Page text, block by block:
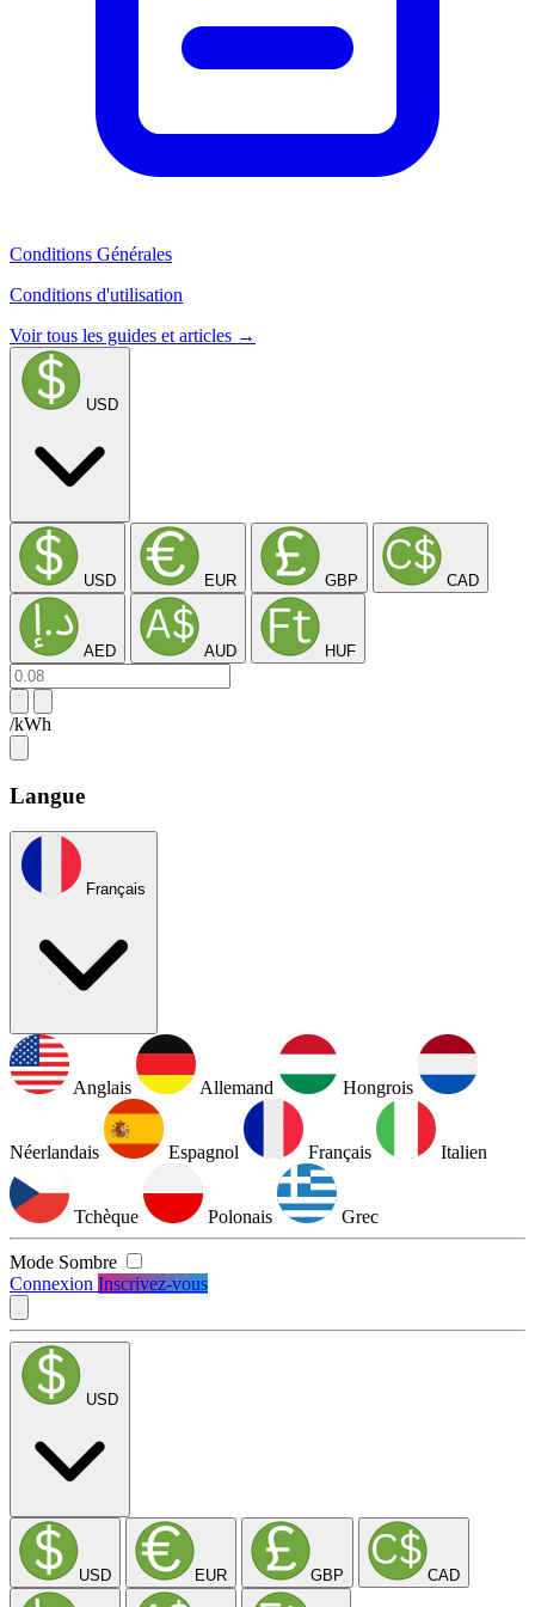
Conditions Générales
Conditions d'utilisation
Voir tous les guides et articles →
USD
USD EUR GBP CAD
AED AUD HUF
/kWh
Langue
Français
Anglais Allemand Hongrois
Néerlandais Espagnol Français Italien
Tchèque Polonais Grec
Mode Sombre
Connexion Inscrivez-vous
USD
USD EUR GBP CAD